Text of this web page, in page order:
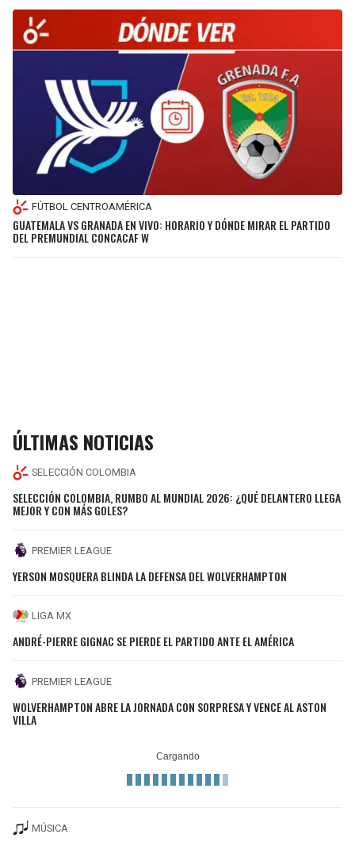
FÚTBOL CENTROAMÉRICA
GUATEMALA VS GRANADA EN VIVO: HORARIO Y DÓNDE MIRAR EL PARTIDO
DEL PREMUNDIAL CONCACAF W
ÚLTIMAS NOTICIAS
SELECCIÓN COLOMBIA
SELECCIÓN COLOMBIA, RUMBO AL MUNDIAL 2026: ¿QUÉ DELANTERO LLEGA
MEJOR Y CON MÁS GOLES?
PREMIER LEAGUE
YERSON MOSQUERA BLINDA LA DEFENSA DEL WOLVERHAMPTON
LIGA MX
ANDRÉ-PIERRE GIGNAC SE PIERDE EL PARTIDO ANTE EL AMÉRICA
PREMIER LEAGUE
WOLVERHAMPTON ABRE LA JORNADA CON SORPRESA Y VENCE AL ASTON
VILLA
MÚSICA